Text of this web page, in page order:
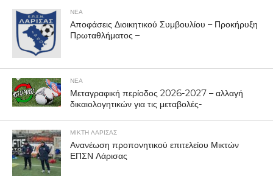
ΝΕΑ
Αποφάσεις Διοικητικού Συμβουλίου – Προκήρυξη
Πρωταθλήματος –
ΝΕΑ
Μεταγραφική περίοδος 2026-2027 – αλλαγή
δικαιολογητικών για τις μεταβολές-
ΜΙΚΤΗ ΛΑΡΙΣΑΣ
Ανανέωση προπονητικού επιτελείου Μικτών
ΕΠΣΝ Λάρισας